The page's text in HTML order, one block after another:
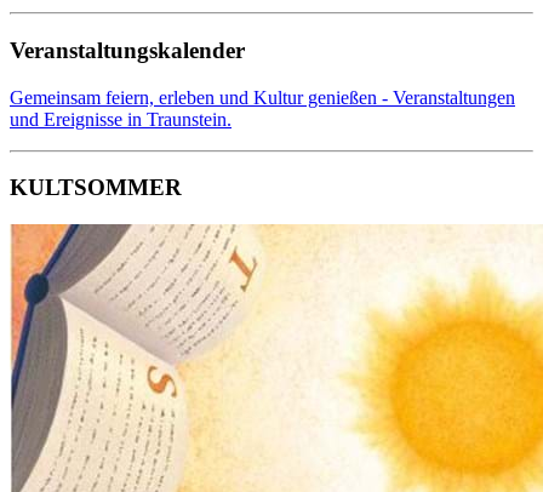
Veranstaltungskalender
Gemeinsam feiern, erleben und Kultur genießen - Veranstaltungen
und Ereignisse in Traunstein.
KULTSOMMER